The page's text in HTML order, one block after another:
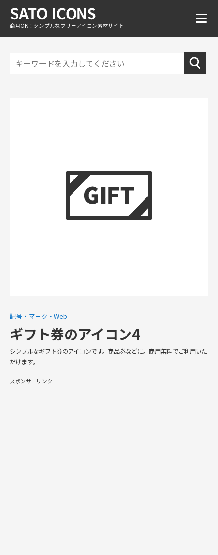
商用OK！シンプルなフリーアイコン素材サイト
記号・マーク・Web
ギフト券のアイコン4
シンプルなギフト券のアイコンです。商品券などに。商用無料でご利用いた
だけます。
スポンサーリンク